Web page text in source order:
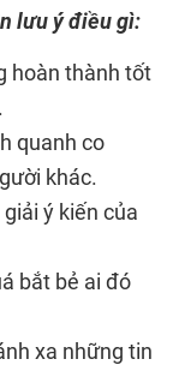
lưu ý điều gì:
hoàn thành tốt
quanh co
khác.
ý kiến của
bắt bẻ ai đó
xa những tin